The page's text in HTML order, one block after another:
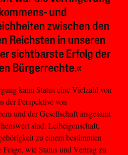
und
zwischen den
Reichsten in unseren
sichtbarste Erfolg der
Bürgerrechte.«
kann Status eine Vielzahl von
der Perspektive von
und der Gesellschaft insgesamt
sind: Leibeigenschaft,
zu einem bestimmten
wie Status und Vertrag zu